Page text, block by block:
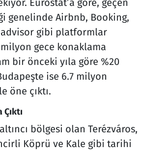
Eurostat’a göre, geçen
genelinde Airbnb, Booking,
gibi platformlar
milyon gece konaklama
bir önceki yıla göre %20
ise 6.7 milyon
öne çıktı.
bölgesi olan Terézváros,
Köprü ve Kale gibi tarihi